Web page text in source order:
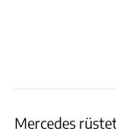
Mercedes